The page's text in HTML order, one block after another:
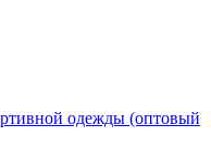
одежды (оптовый